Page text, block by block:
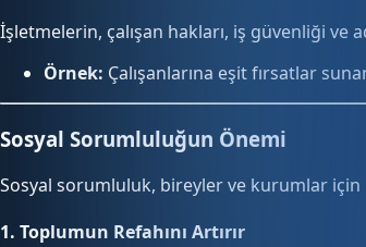
İşletmelerin, çalışan hakları, iş güvenliği
Örnek: Çalışanlarına eşit fırsatlar
Sosyal Sorumluluğun Önemi
Sosyal sorumluluk, bireyler ve kurumlar
1. Toplumun Refahını Artırır